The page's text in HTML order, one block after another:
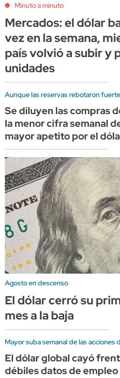
Minuto a minuto
Mercados: el dólar
vez en la semana,
país volvió a subir y
unidades
Aunque las reservas rebotaron fuerte
Se diluyen las compras
la menor cifra semanal
mayor apetito por el
Agosto en descenso
El dólar cerró su
mes a la baja
Mayor suba semanal de las acciones
El dólar global cayó
débiles datos de